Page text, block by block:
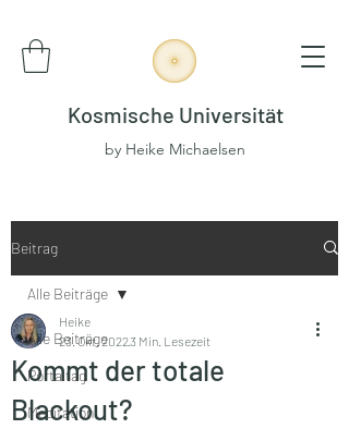
Kosmische Universität
by Heike Michaelsen
Beitrag
Alle Beiträge
Portaltag
Meditation
Alle Beiträge
Kommt der totale
Blackout?
Heike
23. Okt. 20223 Min. Lesezeit